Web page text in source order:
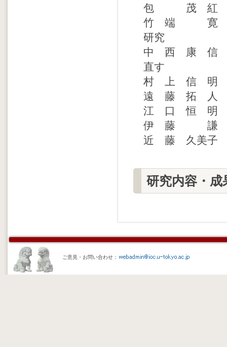
包 茂 紅 魂の
竹 端 寛 支援
研究
中 西 康 信 東
直す
村 上 信 明 東
遠 藤 拓 人
江 口 恒 明 近
伊 藤 謙 薬
近 藤 久美子
研究内容・成
ご意見・お問い合わせ：